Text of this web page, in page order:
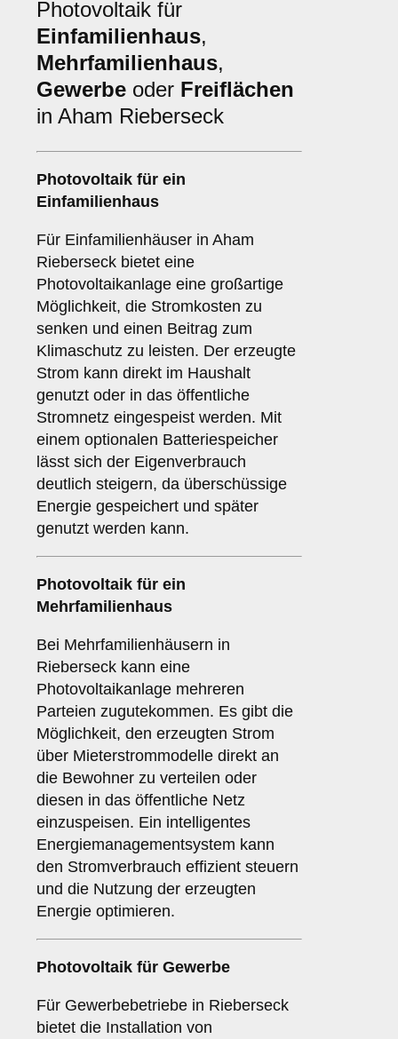
Photovoltaik für
Einfamilienhaus,
Mehrfamilienhaus,
Gewerbe oder Freiflächen
in Aham Rieberseck
Photovoltaik für ein
Einfamilienhaus
Für Einfamilienhäuser in Aham
Rieberseck bietet eine
Photovoltaikanlage eine großartige
Möglichkeit, die Stromkosten zu
senken und einen Beitrag zum
Klimaschutz zu leisten. Der erzeugte
Strom kann direkt im Haushalt
genutzt oder in das öffentliche
Stromnetz eingespeist werden. Mit
einem optionalen Batteriespeicher
lässt sich der Eigenverbrauch
deutlich steigern, da überschüssige
Energie gespeichert und später
genutzt werden kann.
Photovoltaik für ein
Mehrfamilienhaus
Bei Mehrfamilienhäusern in
Rieberseck kann eine
Photovoltaikanlage mehreren
Parteien zugutekommen. Es gibt die
Möglichkeit, den erzeugten Strom
über Mieterstrommodelle direkt an
die Bewohner zu verteilen oder
diesen in das öffentliche Netz
einzuspeisen. Ein intelligentes
Energiemanagementsystem kann
den Stromverbrauch effizient steuern
und die Nutzung der erzeugten
Energie optimieren.
Photovoltaik für Gewerbe
Für Gewerbebetriebe in Rieberseck
bietet die Installation von